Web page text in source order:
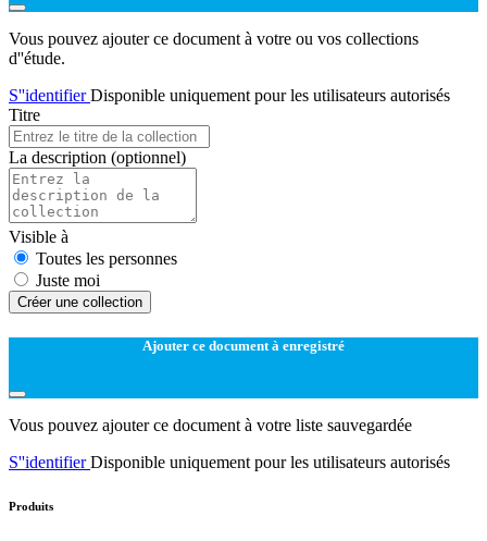
Vous pouvez ajouter ce document à votre ou vos collections
d''étude.
S''identifierDisponible uniquement pour les utilisateurs autorisés
Titre
La description (optionnel)
Visible à
Toutes les personnes
Juste moi
Créer une collection
Ajouter ce document à enregistré
Vous pouvez ajouter ce document à votre liste sauvegardée
S''identifierDisponible uniquement pour les utilisateurs autorisés
Produits